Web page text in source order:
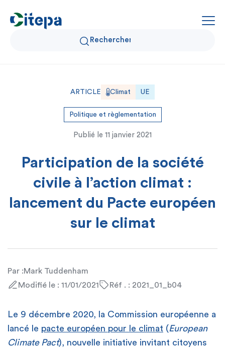
Qui sommes-nous ?
Données Air et Climat
Actualités et décryptages
Expertise et solutions
ARTICLE Climat UE
Politique et règlementation
Publié le 11 janvier 2021
Participation de la société
civile à l’action climat :
lancement du Pacte européen
sur le climat
Par :Mark Tuddenham
Modifié le : 11/01/2021
Réf . : 2021_01_b04
Le 9 décembre 2020, la Commission européenne a
lancé le pacte européen pour le climat (European
Climate Pact), nouvelle initiative invitant citoyens